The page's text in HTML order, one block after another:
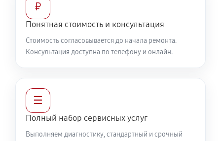
₽
Понятная стоимость и консультация
Стоимость согласовывается до начала ремонта.
Консультация доступна по телефону и онлайн.
☰
Полный набор сервисных услуг
Выполняем диагностику, стандартный и срочный